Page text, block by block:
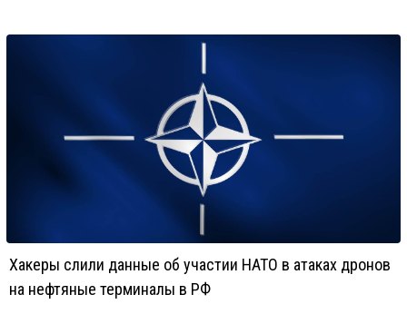
Хакеры слили данные об участии НАТО в атаках дронов
на нефтяные терминалы в РФ